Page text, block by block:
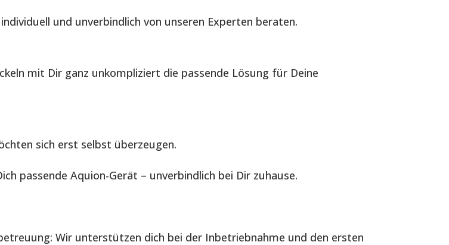
und unverbindlich von unseren Experten beraten.
mit Dir ganz unkompliziert die passende Lösung für Deine
sich erst selbst überzeugen.
passende Aquion-Gerät – unverbindlich bei Dir zuhause.
Wir unterstützen dich bei der Inbetriebnahme und den ersten